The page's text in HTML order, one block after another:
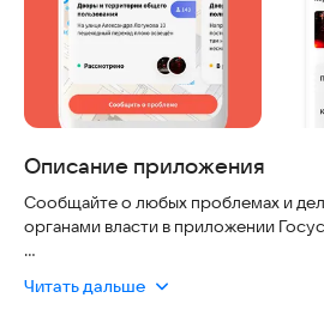
Описание приложения
Сообщайте о любых проблемах и
органами власти в приложении
видите мусор во дворе
Читать дальше